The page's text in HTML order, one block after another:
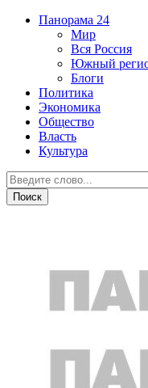
Панорама 24
Мир
Вся Россия
Южный
Блоги
Политика
Экономика
Общество
Власть
Культура